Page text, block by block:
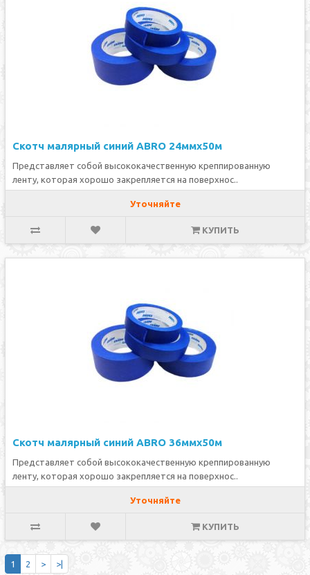
Скотч малярный синий ABRO 24ммх50м
Представляет собой высококачественную креппированную
ленту, которая хорошо закрепляется на поверхнос..
Уточняйте
КУПИТЬ
Скотч малярный синий ABRO 36ммх50м
Представляет собой высококачественную креппированную
ленту, которая хорошо закрепляется на поверхнос..
Уточняйте
КУПИТЬ
1 2 >
>|